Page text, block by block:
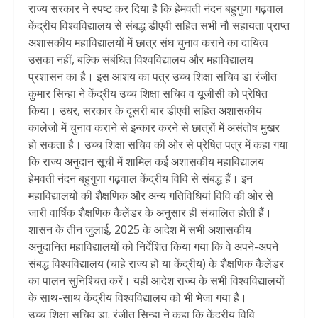
राज्य सरकार ने स्पष्ट कर दिया है कि हेमवती नंदन बहुगुणा गढ़वाल
केंद्रीय विश्वविद्यालय से संबद्ध डीएवी सहित सभी नौ सहायता प्राप्त
अशासकीय महाविद्यालयों में छात्र संघ चुनाव कराने का दायित्व
उसका नहीं, बल्कि संबंधित विश्वविद्यालय और महाविद्यालय
प्रशासन का है। इस आशय का पत्र उच्च शिक्षा सचिव डा रंजीत
कुमार सिन्हा ने केंद्रीय उच्च शिक्षा सचिव व यूजीसी को प्रेषित
किया। उधर, सरकार के दूसरी बार डीएवी सहित अशासकीय
कालेजों में चुनाव कराने से इन्कार करने से छात्रों में असंतोष मुखर
हो सकता है। उच्च शिक्षा सचिव की ओर से प्रेषित पत्र में कहा गया
कि राज्य अनुदान सूची में शामिल कई अशासकीय महाविद्यालय
हेमवती नंदन बहुगुणा गढ़वाल केंद्रीय विवि से संबद्ध हैं। इन
महाविद्यालयों की शैक्षणिक और अन्य गतिविधियां विवि की ओर से
जारी वार्षिक शैक्षणिक कैलेंडर के अनुसार ही संचालित होती हैं।
शासन के तीन जुलाई, 2025 के आदेश में सभी अशासकीय
अनुदानित महाविद्यालयों को निर्देशित किया गया कि वे अपने-अपने
संबद्ध विश्वविद्यालय (चाहे राज्य हो या केंद्रीय) के शैक्षणिक कैलेंडर
का पालन सुनिश्चित करें। यही आदेश राज्य के सभी विश्वविद्यालयों
के साथ-साथ केंद्रीय विश्वविद्यालय को भी भेजा गया है।
उच्च शिक्षा सचिव डा. रंजीत सिन्हा ने कहा कि केंद्रीय विवि